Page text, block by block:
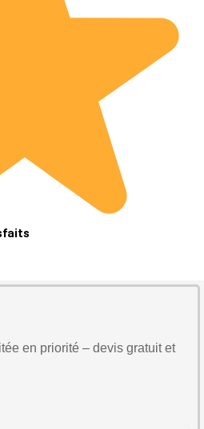
en priorité – devis gratuit et